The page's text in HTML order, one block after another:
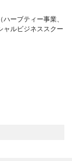
ーブティー事業、
ャルビジネススクー